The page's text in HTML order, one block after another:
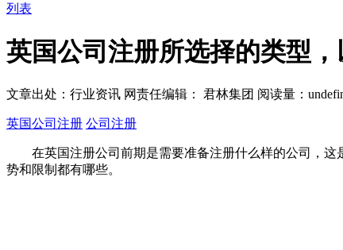
列表
英国公司注册所选择的类型
文章出处：行业资讯 网责任编辑： 君林集团 阅读量：
英国公司注册 公司注册
在英国注册公司前期是需要准备注册什么样的公司，这
势和限制都有哪些。